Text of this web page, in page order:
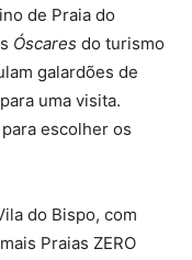
de Praia do
Óscares do turismo
galardões de
uma visita.
escolher os
do Bispo, com
Praias ZERO